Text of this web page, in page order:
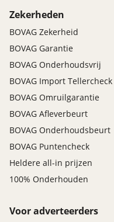
Zekerheden
BOVAG Zekerheid
BOVAG Garantie
BOVAG Onderhoudsvrij
BOVAG Import Tellercheck
BOVAG Omruilgarantie
BOVAG Afleverbeurt
BOVAG Onderhoudsbeurt
BOVAG Puntencheck
Heldere all-in prijzen
100% Onderhouden
Voor adverteerders